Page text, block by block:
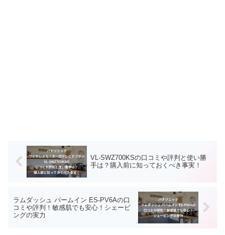
VL-SWZ700KSの口コミや評判と使い勝
手は？購入前に知っておくべき事実！
ラムダッシュ パームイン ES-PV6Aの口
コミや評判！敏感肌でも安心！シェービ
ングの実力